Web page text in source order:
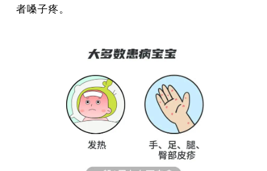
者嗓子疼。